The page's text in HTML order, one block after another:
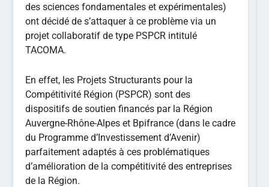
des sciences fondamentales et expérimentales)
ont décidé de s’attaquer à ce problème via un
projet collaboratif de type PSPCR intitulé
TACOMA.
En effet, les Projets Structurants pour la
Compétitivité Région (PSPCR) sont des
dispositifs de soutien financés par la Région
Auvergne-Rhône-Alpes et Bpifrance (dans le cadre
du Programme d’Investissement d’Avenir)
parfaitement adaptés à ces problématiques
d’amélioration de la compétitivité des entreprises
de la Région.